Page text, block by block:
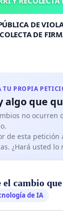
DE
DE
PROPIA
algo que
no ocurren
de esta petición
¿Hará usted lo
el cambio
de IA